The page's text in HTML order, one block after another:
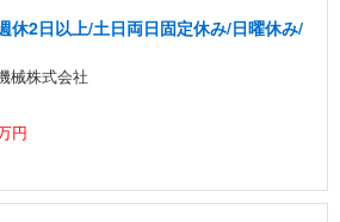
休2日以上/土日両日固定休み/日曜休み/
械株式会社
円